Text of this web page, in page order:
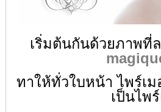
เริ่มต้นกันด้วยภาพที่
ทาให้ทั่วใบหน้า ไพร์เ
เป็นไพ